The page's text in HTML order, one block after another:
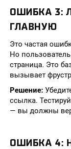
ОШИБКА 3:
ГЛАВНУЮ
Это частая
Но
страница. Это
вызывает
Решение:
ссылка.
— вы должны
ОШИБКА 4: